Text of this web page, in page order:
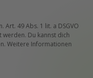
49 Abs. 1 lit. a DSGVO
werden. Du kannst dich
Weitere Informationen